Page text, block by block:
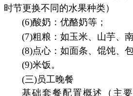
时节更换不同的水果种类）
(6)酸奶：优酪奶等；
(7)粗粮：如玉米、山芋、
(8)点心：如面条、馄饨、
(9)米饭。
(三)员工晚餐
基础套餐配置概述（主